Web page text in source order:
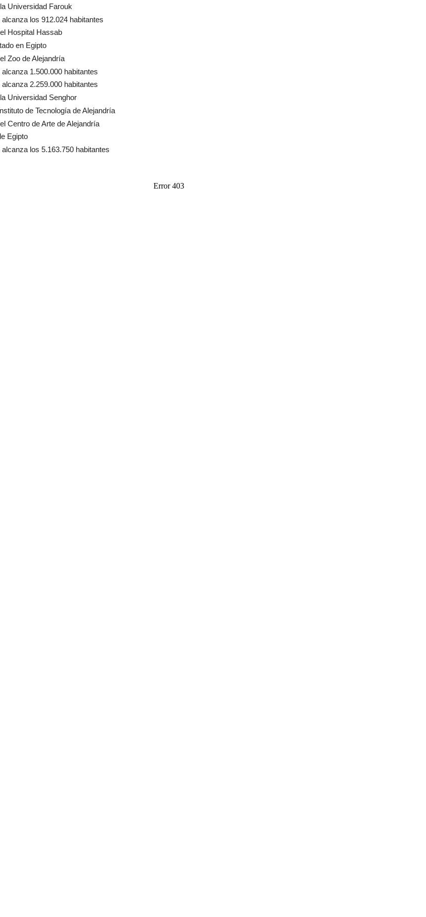
Universidad Farouk
los 912.024 habitantes
Hospital Hassab
en Egipto
Zoo de Alejandría
1.500.000 habitantes
2.259.000 habitantes
Universidad Senghor
de Tecnología de Alejandría
Centro de Arte de Alejandría
Egipto
los 5.163.750 habitantes